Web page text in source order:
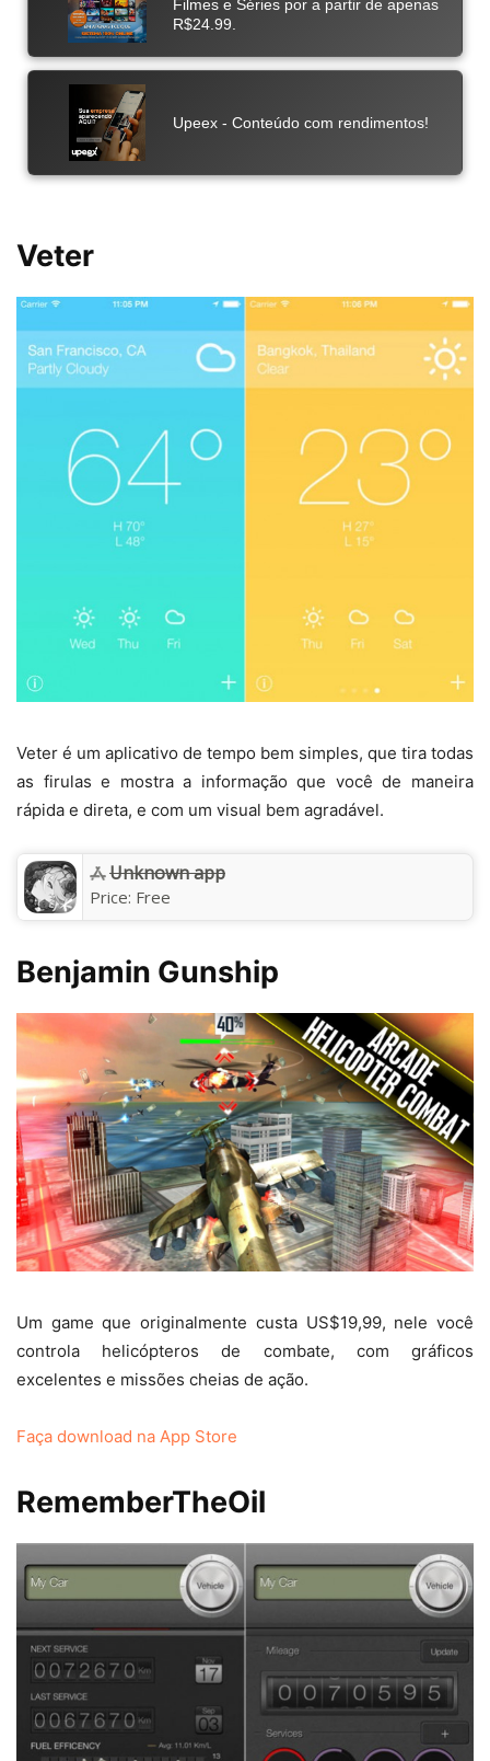
Veter
Veter é um aplicativo de tempo bem simples, que tira todas
as firulas e mostra a informação que você de maneira
rápida e direta, e com um visual bem agradável.
Unknown app
Price: Free
Benjamin Gunship
Um game que originalmente custa US$19,99, nele você
controla helicópteros de combate, com gráficos
excelentes e missões cheias de ação.
Faça download na App Store
RememberTheOil